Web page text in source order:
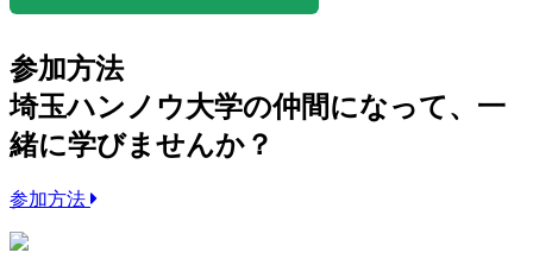
参加方法
埼玉ハンノウ大学の仲間になって、一
緒に学びませんか？
参加方法